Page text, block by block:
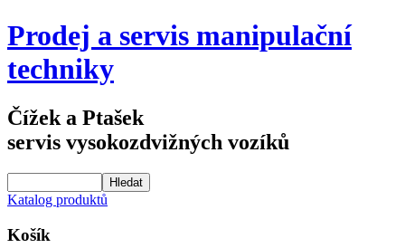
Prodej a servis manipulační
techniky
Čížek a Ptašek
servis vysokozdvižných vozíků
Katalog produktů
Košík